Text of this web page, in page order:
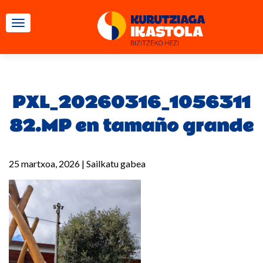
TOGGLE NAVIGATION
PXL_20260316_1056311
82.MP en tamaño grande
25 martxoa, 2026 | Sailkatu gabea